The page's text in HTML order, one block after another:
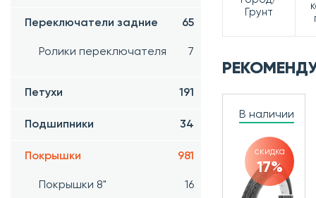
Переключатели задние 65
Ролики переключателя 7
Петухи 191
Подшипники 34
Покрышки 981
Покрышки 8"
16
Грунт
В наличии
скидка
17%